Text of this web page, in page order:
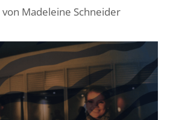
von Madeleine Schneider